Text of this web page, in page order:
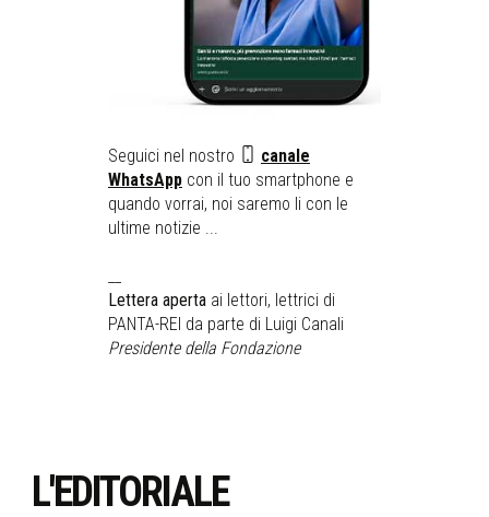
Seguici nel nostro
canale
WhatsApp con il tuo smartphone e
quando vorrai, noi saremo li con le
ultime notizie ...
Lettera aperta ai lettori, lettrici di
PANTA-REI da parte di Luigi Canali
Presidente della Fondazione
L'EDITORIALE